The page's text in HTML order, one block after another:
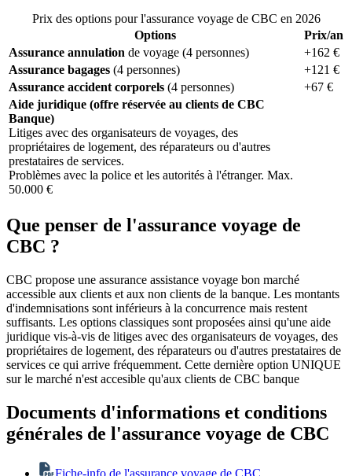
Prix des options pour l'assurance voyage de CBC en 2026
Options
Prix/an
Assurance annulation de voyage (4 personnes)
+162 €
Assurance bagages (4 personnes)
+121 €
Assurance accident corporels (4 personnes)
+67 €
Aide juridique (offre réservée au clients de CBC
Banque)
Litiges avec des organisateurs de voyages, des
propriétaires de logement, des réparateurs ou d'autres
prestataires de services.
Problèmes avec la police et les autorités à l'étranger. Max.
50.000 €
Que penser de l'assurance voyage de
CBC ?
CBC propose une assurance assistance voyage bon marché
accessible aux clients et aux non clients de la banque. Les montants
d'indemnisations sont inférieurs à la concurrence mais restent
suffisants. Les options classiques sont proposées ainsi qu'une aide
juridique vis-à-vis de litiges avec des organisateurs de voyages, des
propriétaires de logement, des réparateurs ou d'autres prestataires de
services ce qui arrive fréquemment. Cette dernière option UNIQUE
sur le marché n'est accesible qu'aux clients de CBC banque
Documents d'informations et conditions
générales de l'assurance voyage de CBC
Fiche-info de l'assurance voyage de CBC